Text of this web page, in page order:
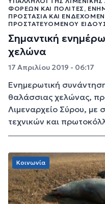
ΦΟΡΈΩΝ ΚΑΙ ΠΟΛΊΤΕΣ,
ΠΡΟΣΤΑΣΊΑ ΚΑΙ
ΠΡΟΣΤΑΤΕΥΌΜΕΝΟΥ
Σημαντική
χελώνα
17 Απριλίου 2019 - 06:17
Ενημερωτική
θαλάσσιας χελώνας,
Λιμεναρχείο Σύρου, με
τεχνικών και
Κοινωνία